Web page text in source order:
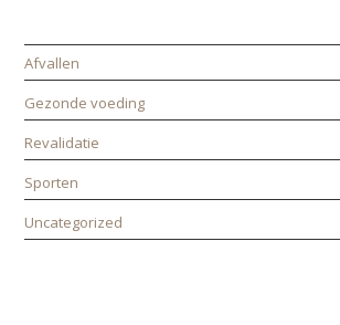
Afvallen
Gezonde voeding
Revalidatie
Sporten
Uncategorized